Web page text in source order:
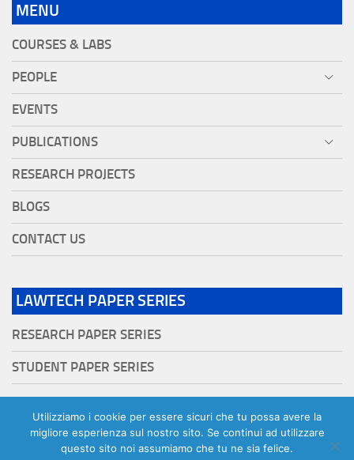
MENU
COURSES & LABS
PEOPLE
EVENTS
PUBLICATIONS
RESEARCH PROJECTS
BLOGS
CONTACT US
LAWTECH PAPER SERIES
RESEARCH PAPER SERIES
STUDENT PAPER SERIES
Utilizziamo i cookie per essere sicuri che tu possa avere la
migliore esperienza sul nostro sito. Se continui ad utilizzare
questo sito noi assumiamo che tu ne sia felice.